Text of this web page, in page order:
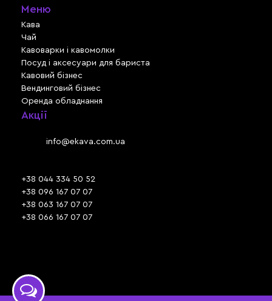
Меню
Кава
Чай
Кавоварки і кавомолки
Посуд і аксесуари для бариста
Кавовий бізнес
Вендинговий бізнес
Оренда обладнання
Акції
info@ekava.com.ua
+38 044 334 50 52
+38 096 167 07 07
+38 063 167 07 07
+38 066 167 07 07